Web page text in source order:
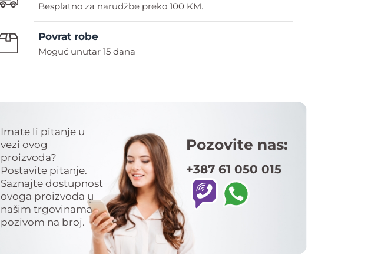
Besplatno za narudžbe preko 100 KM.
Povrat robe
Moguć unutar 15 dana
Pozovite nas:
+387 61 050 015
Imate li pitanje u
vezi ovog
proizvoda?
Postavite pitanje.
Saznajte dostupnost
ovoga proizvoda u
našim trgovinama
pozivom na broj.